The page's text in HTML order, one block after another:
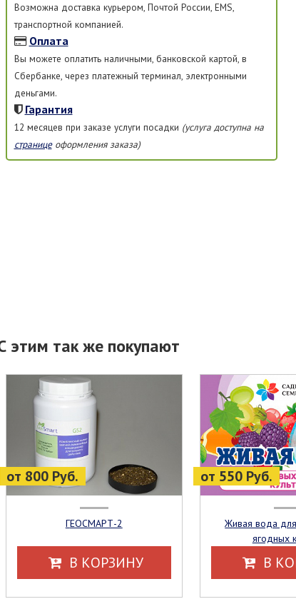
Возможна доставка курьером, Почтой России, EMS,
транспортной компанией.
Оплата
Вы можете оплатить наличными, банковской картой, в
Сбербанке, через платежный терминал, электронными
деньгами.
Гарантия
12 месяцев при заказе услуги посадки (услуга доступна на
страницеоформления заказа)
этим так же покупают
от 800 Руб.
ГЕОСМАРТ-2
В КОРЗИНУ
от 550 Руб.
Живая вода для плодовых и
ягодных
В